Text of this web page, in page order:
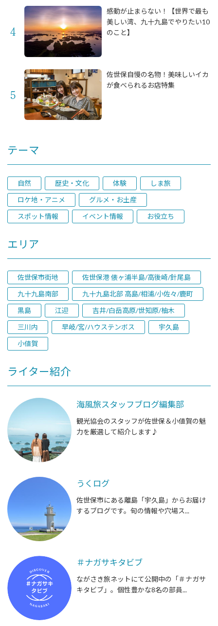
感動が止まらない！【世界で最も
美しい湾、九十九島でやりたい10
のこと】
佐世保自慢の名物！美味しいイカ
が食べられるお店特集
テーマ
自然 歴史・文化 体験
しま旅
ロケ地・アニメ
グルメ・お土産
スポット情報
イベント情報 お役立ち
エリア
佐世保市街地
佐世保港 俵ヶ浦半島/高後崎/針尾島
九十九島南部
九十九島北部 高島/相浦/小佐々/鹿町
黒島
江迎
吉井/白岳高原/世知原/柚木
三川内
早岐/宮/ハウステンボス
宇久島
小値賀
ライター紹介
海風旅スタッフブログ編集部
観光協会のスタッフが佐世保＆小値賀の魅
力を厳選して紹介します♪
うくログ
佐世保市にある離島「宇久島」からお届け
するブログです。旬の情報や穴場ス...
＃ナガサキタビブ
ながさき旅ネットにて公開中の「＃ナガサ
キタビブ」。個性豊かな8名の部員...